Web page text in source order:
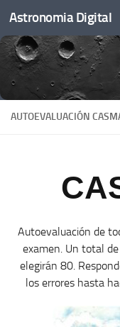
Saltar al contenido
Astronomia Digital
AUTOEVALUACIÓN
Autoevaluación de
examen. Un total
elegirán 80.
los errores hasta